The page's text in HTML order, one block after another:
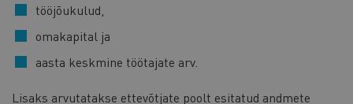
tööjõukulud,
omakapital ja
aasta keskmine töötajate arv.
Lisaks arvutatakse ettevõtjate poolt esitatud andmete